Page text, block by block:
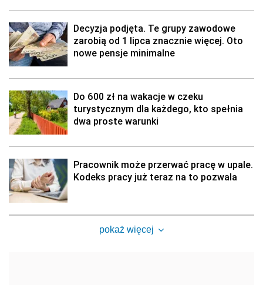
Decyzja podjęta. Te grupy zawodowe
zarobią od 1 lipca znacznie więcej. Oto
nowe pensje minimalne
Do 600 zł na wakacje w czeku
turystycznym dla każdego, kto spełnia
dwa proste warunki
Pracownik może przerwać pracę w upale.
Kodeks pracy już teraz na to pozwala
pokaż więcej